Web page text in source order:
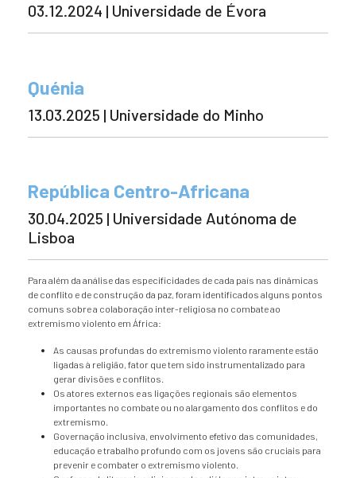
03.12.2024 | Universidade de Évora
Quénia
13.03.2025 | Universidade do Minho
República Centro-Africana
30.04.2025 | Universidade Autónoma de
Lisboa
Para além da análise das especificidades de cada país nas dinâmicas
de conflito e de construção da paz, foram identificados alguns pontos
comuns sobre a colaboração inter-religiosa no combate ao
extremismo violento em África:
As causas profundas do extremismo violento raramente estão
ligadas à religião, fator que tem sido instrumentalizado para
gerar divisões e conflitos.
Os atores externos e as ligações regionais são elementos
importantes no combate ou no alargamento dos conflitos e do
extremismo.
Governação inclusiva, envolvimento efetivo das comunidades,
educação e trabalho profundo com os jovens são cruciais para
prevenir e combater o extremismo violento.